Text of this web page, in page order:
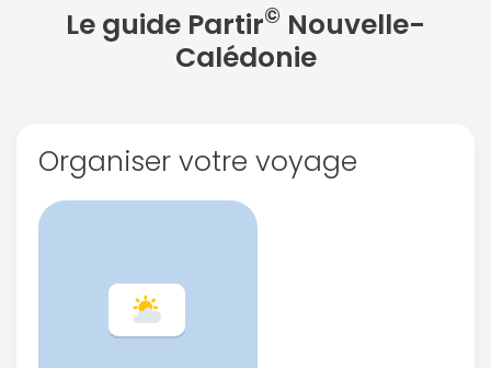
Le guide Partir© Nouvelle-
Calédonie
Organiser votre voyage